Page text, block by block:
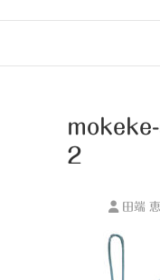
2
田端 恵